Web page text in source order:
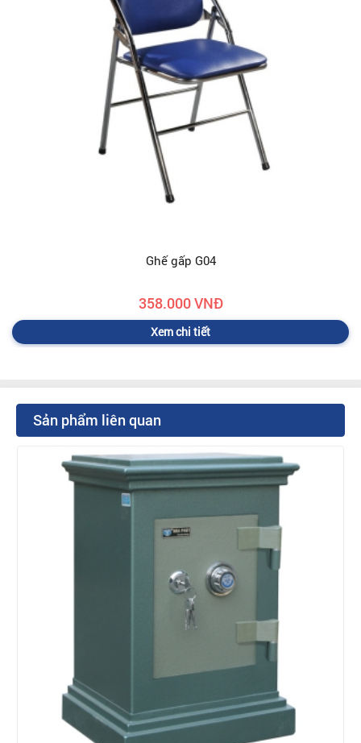
Ghế gấp G04
358.000 VNĐ
Xem chi tiết
Sản phẩm liên quan